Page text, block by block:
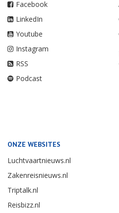
Facebook
LinkedIn
Youtube
Instagram
RSS
Podcast
ONZE WEBSITES
Luchtvaartnieuws.nl
Zakenreisnieuws.nl
Triptalk.nl
Reisbizz.nl